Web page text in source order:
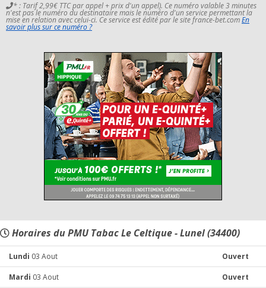
* : Tarif 2,99€ TTC par appel + prix d'un appel). Ce numéro valable 3 minutes
n'est pas le numéro du destinataire mais le numéro d'un service permettant la
mise en relation avec celui-ci. Ce service est édité par le site france-bet.comEn
savoir plus sur ce numéro ?
Horaires du PMU Tabac Le Celtique - Lunel (34400)
Lundi 03 Aout Ouvert
Mardi 03 Aout Ouvert